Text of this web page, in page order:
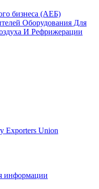
бизнеса (АЕБ)
Оборудования Для
И Рефрижерации
Exporters Union
информации